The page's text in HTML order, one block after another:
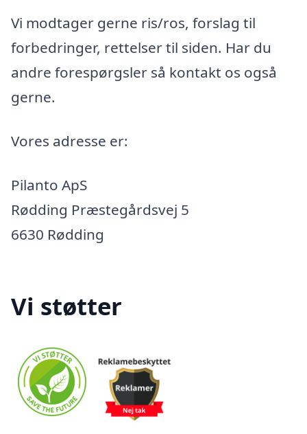
Vi modtager gerne ris/ros, forslag til
forbedringer, rettelser til siden. Har du
andre forespørgsler så kontakt os også
gerne.
Vores adresse er:
Pilanto ApS
Rødding Præstegårdsvej 5
6630 Rødding
Vi støtter